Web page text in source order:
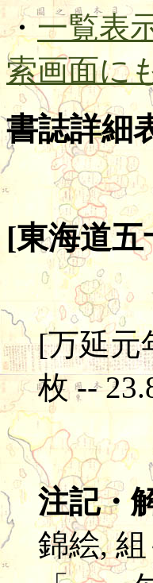
・一覧表
索画面に
書誌詳細
[東海道
[万延元
枚 --
注記・
錦絵,